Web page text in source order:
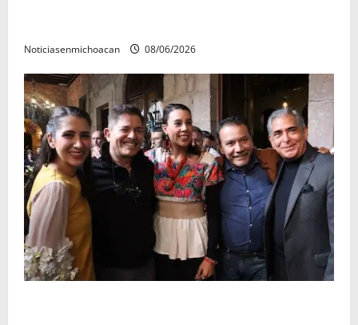
Noticiasenmichoacan 08/06/2026